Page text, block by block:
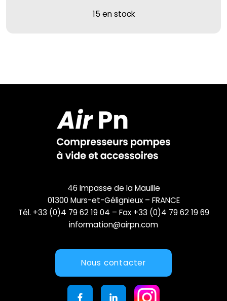
15 en stock
46 Impasse de la Mauille
01300 Murs-et-Gélignieux – FRANCE
Tél. +33 (0)4 79 62 19 04 – Fax +33 (0)4 79 62 19 69
information@airpn.com
Nous contacter